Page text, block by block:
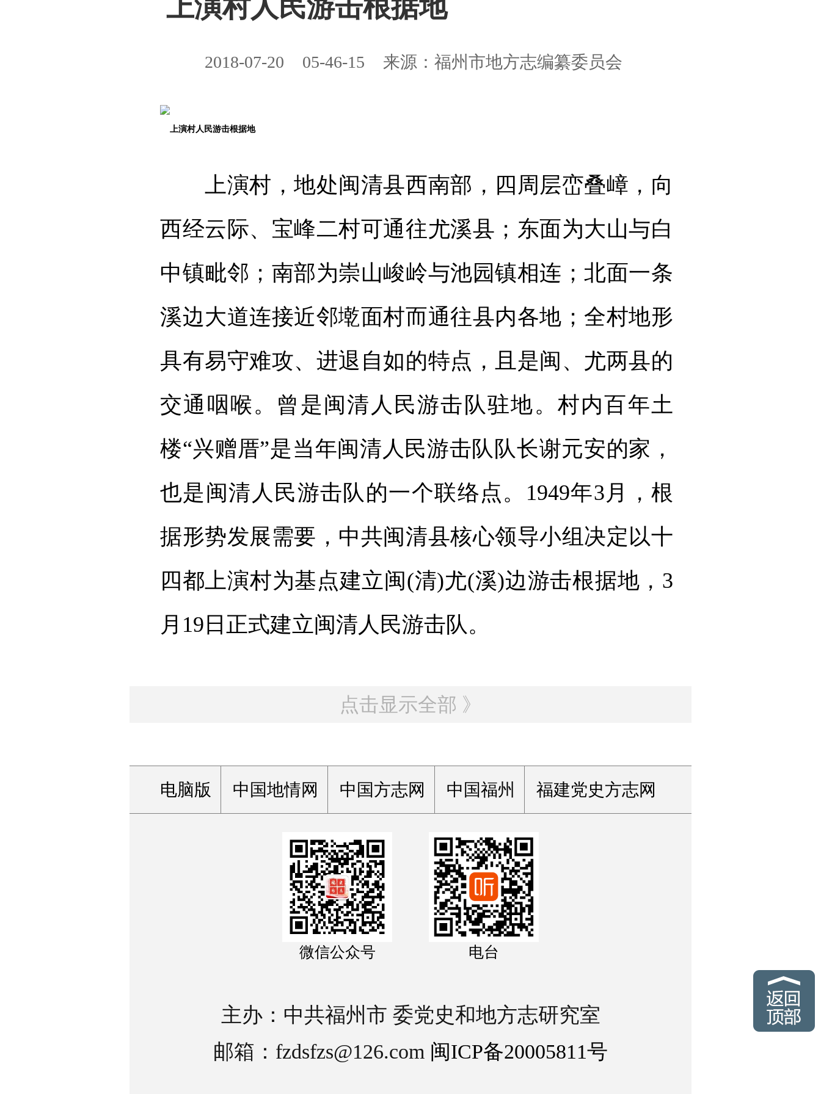
上演村人民游击根据地
2018-07-20 05-46-15 来源：福州市地方志编纂委员会
上演村，地处闽清县西南部，四周层峦叠嶂，向
西经云际、宝峰二村可通往尤溪县；东面为大山与白
中镇毗邻；南部为崇山峻岭与池园镇相连；北面一条
溪边大道连接近邻墘面村而通往县内各地；全村地形
具有易守难攻、进退自如的特点，且是闽、尤两县的
交通咽喉。曾是闽清人民游击队驻地。村内百年土
楼“兴赠厝”是当年闽清人民游击队队长谢元安的家，
也是闽清人民游击队的一个联络点。1949年3月，根
据形势发展需要，中共闽清县核心领导小组决定以十
四都上演村为基点建立闽(清)尤(溪)边游击根据地，3
月19日正式建立闽清人民游击队。
点击显示全部 》
电脑版 中国地情网 中国方志网 中国福州 福建党史方志网
微信公众号 电台
主办：中共福州市 委党史和地方志研究室
邮箱：fzdsfzs@126.com 闽ICP备20005811号